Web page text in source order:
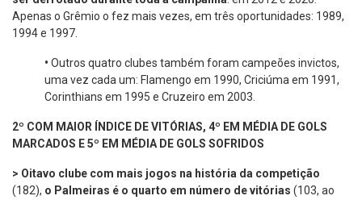
Apenas o Grêmio o fez mais vezes, em três oportunidades: 1989,
1994 e 1997.
• Outros quatro clubes também foram campeões invictos,
uma vez cada um: Flamengo em 1990, Criciúma em 1991,
Corinthians em 1995 e Cruzeiro em 2003.
2º COM MAIOR ÍNDICE DE VITÓRIAS, 4º EM MÉDIA DE GOLS
MARCADOS E 5º EM MÉDIA DE GOLS SOFRIDOS
> Oitavo clube com mais jogos na história da competição
(182), o Palmeiras é o quarto em número de vitórias (103, ao